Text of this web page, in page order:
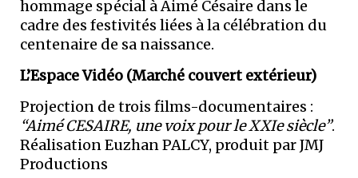
hommage spécial à Aimé Césaire dans le
cadre des festivités liées à la célébration du
centenaire de sa naissance.
L’Espace Vidéo (Marché couvert extérieur)
Projection de trois films-documentaires :
“Aimé CESAIRE, une voix pour le XXIe siècle”.
Réalisation Euzhan PALCY, produit par JMJ
Productions